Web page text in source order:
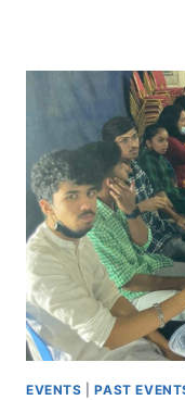
EVENTS |PAST